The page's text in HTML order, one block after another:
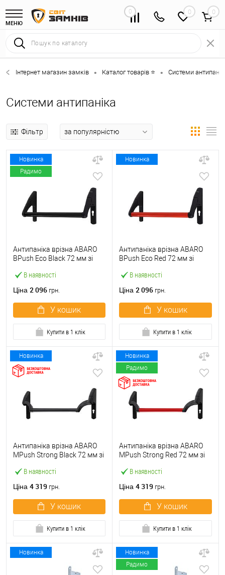
МЕНЮ
0 0
Інтернет магазин замків • Каталог товарів ⭐ • Системи
Системи антипаніка
Фільтр
Новинка
Радимо
В наявності
Антипаніка врізна ABARO
BPush Eco Black 72 мм зі
Ціна 2 096 грн.
У кошик
Купити в 1 клік
Новинка
В наявності
Антипаніка врізна ABARO
BPush Eco Red 72 мм зі
Ціна 2 096 грн.
У кошик
Купити в 1 клік
Новинка
В наявності
Антипаніка врізна ABARO
МPush Strong Black 72 мм зі
Ціна 4 319 грн.
У кошик
Купити в 1 клік
Новинка
Радимо
В наявності
Антипаніка врізна ABARO
МPush Strong Red 72 мм зі
Ціна 4 319 грн.
У кошик
Купити в 1 клік
Новинка
Новинка
Радимо